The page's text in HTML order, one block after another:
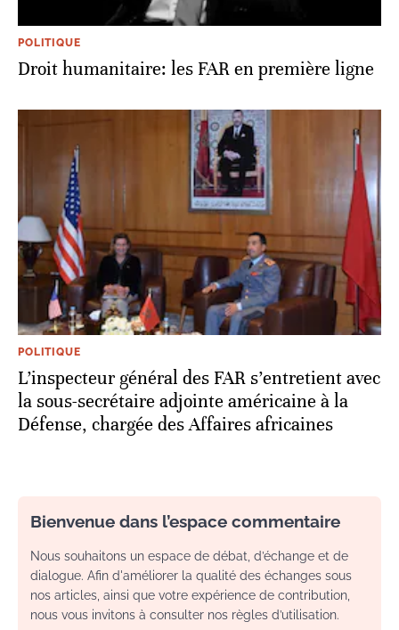
POLITIQUE
Droit humanitaire: les FAR en première ligne
POLITIQUE
L’inspecteur général des FAR s’entretient avec
la sous-secrétaire adjointe américaine à la
Défense, chargée des Affaires africaines
Bienvenue dans l’espace commentaire
Nous souhaitons un espace de débat, d’échange et de
dialogue. Afin d'améliorer la qualité des échanges sous
nos articles, ainsi que votre expérience de contribution,
nous vous invitons à consulter nos règles d’utilisation.